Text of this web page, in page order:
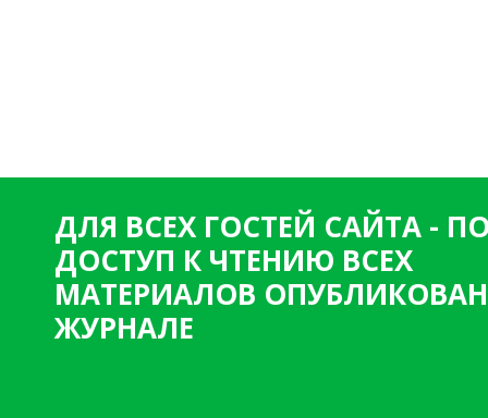
ДЛЯ ВСЕХ ГОСТЕЙ САЙТА -
ДОСТУП К ЧТЕНИЮ ВСЕХ
МАТЕРИАЛОВ
ЖУРНАЛЕ